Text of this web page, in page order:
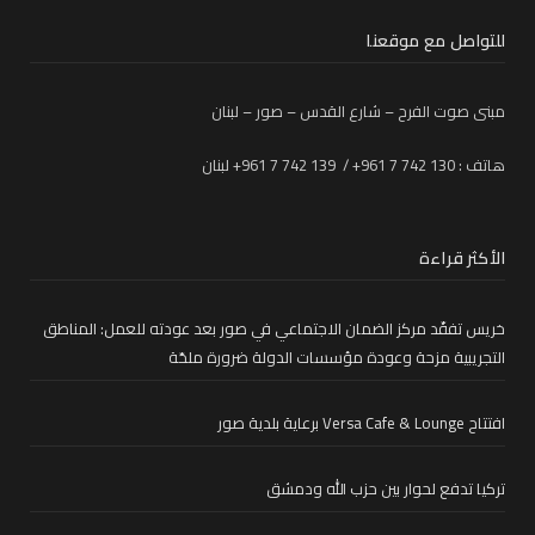
للتواصل مع موقعنا
مبنى صوت الفرح – شارع القدس – صور – لبنان
هاتف : 130 742 7 961+ / 139 742 7 961+ لبنان
الأكثر قراءة
خريس تفقّد مركز الضمان الاجتماعي في صور بعد عودته للعمل: المناطق
التجريبية مزحة وعودة مؤسسات الدولة ضرورة ملحّة
افتتاح Versa Cafe & Lounge برعاية بلدية صور
تركيا تدفع لحوار بين حزب الله ودمشق